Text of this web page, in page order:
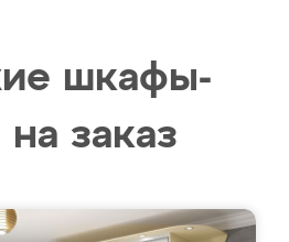
шкафы-
на заказ